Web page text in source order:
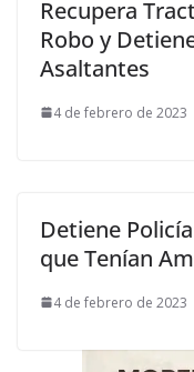
Recupera
Robo y
Asaltantes
4 de febrero de 2023
Detiene
que Tenían
4 de febrero de 2023